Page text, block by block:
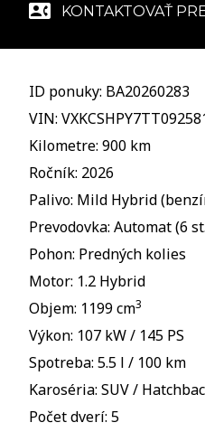
KONTAKTOVAŤ
ID ponuky: BA20260283
VIN:
Kilometre: 900 km
Ročník: 2026
Palivo: Mild Hybrid
Prevodovka: Automat (6
Pohon: Predných kolies
Motor: 1.2 Hybrid
Objem: 1199 cm3
Výkon: 107 kW / 145 PS
Spotreba: 5.5 l / 100 km
Karoséria: SUV /
Počet dverí: 5